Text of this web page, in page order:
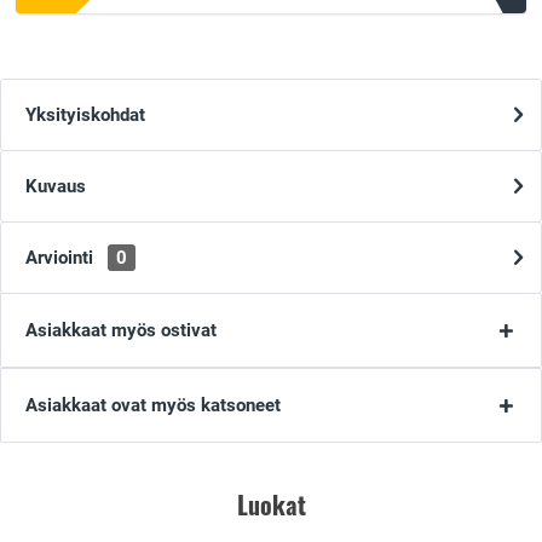
Yksityiskohdat
Kuvaus
Arviointi 0
Asiakkaat myös ostivat
Asiakkaat ovat myös katsoneet
Luokat